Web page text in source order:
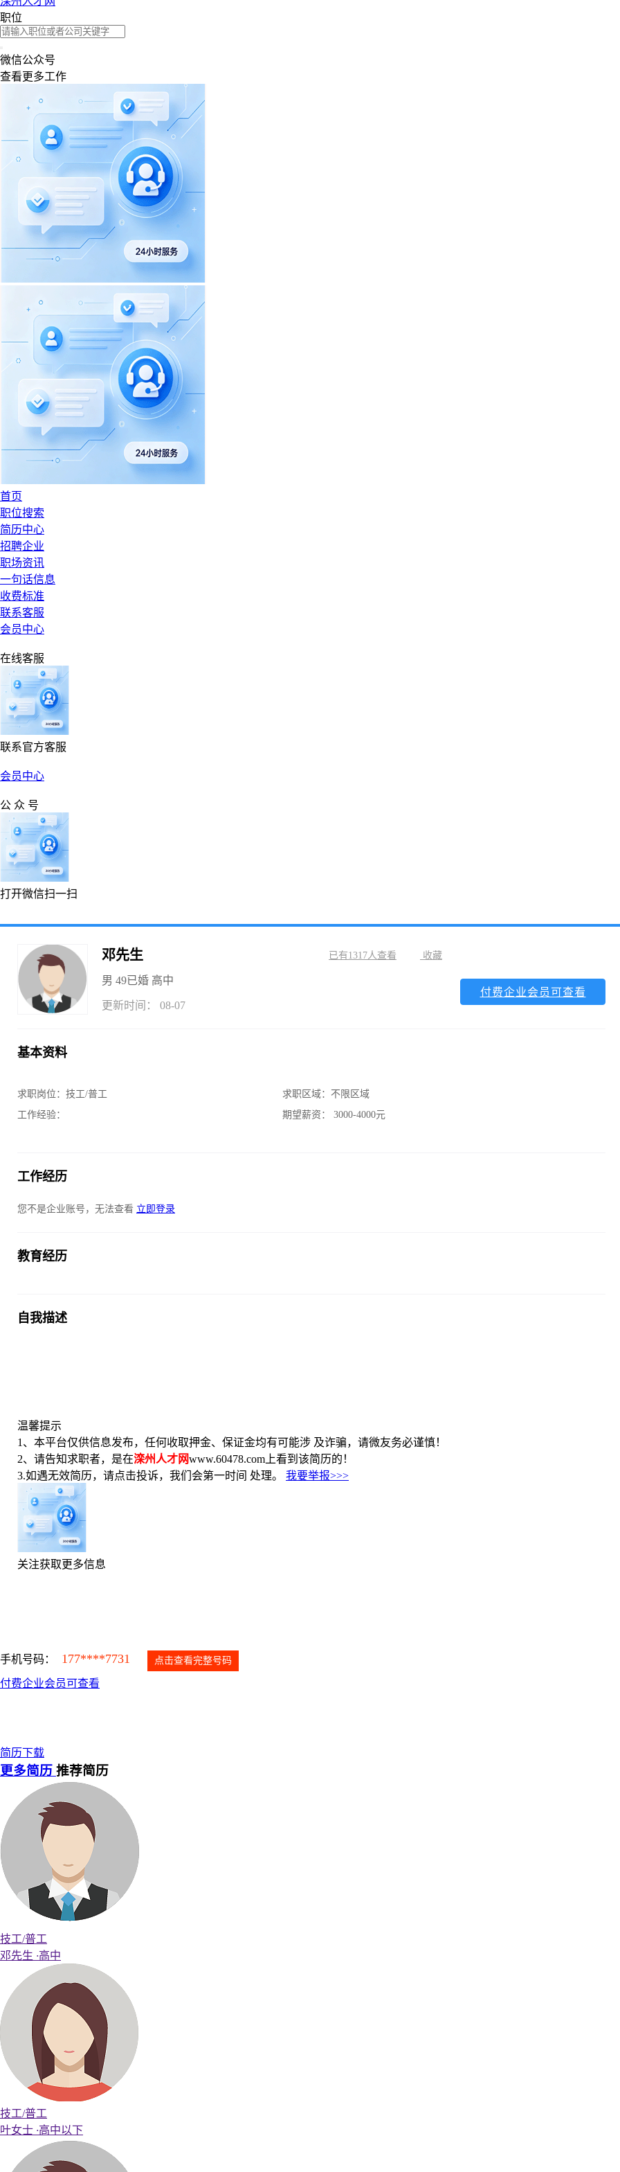
职位
微信公众号
查看更多工作
首页
职位搜索
简历中心
招聘企业
职场资讯
一句话信息
收费标准
联系客服
会员中心
在线客服
联系官方客服
会员中心
公 众 号
打开微信扫一扫
邓先生
男 49已婚 高中
更新时间： 08-07
已有1317人查看 收藏
付费企业会员可查看
基本资料
求职岗位： 技工/普工
工作经验：
求职区域： 不限区域
期望薪资：
3000-4000元
工作经历
您不是企业账号，无法查看 立即登录
教育经历
自我描述
温馨提示
1、本平台仅供信息发布，任何收取押金、保证金均有可能涉 及诈骗，请微友务必谨慎！
2、请告知求职者，是在滦州人才网www.60478.com上看到该简历的！
3.如遇无效简历，请点击投诉，我们会第一时间 处理。 我要举报>>>
关注获取更多信息
手机号码： 177****7731 点击查看完整号码
付费企业会员可查看
简历下载
更多简历 推荐简历
技工/普工
邓先生 ·高中
技工/普工
叶女士 ·高中以下